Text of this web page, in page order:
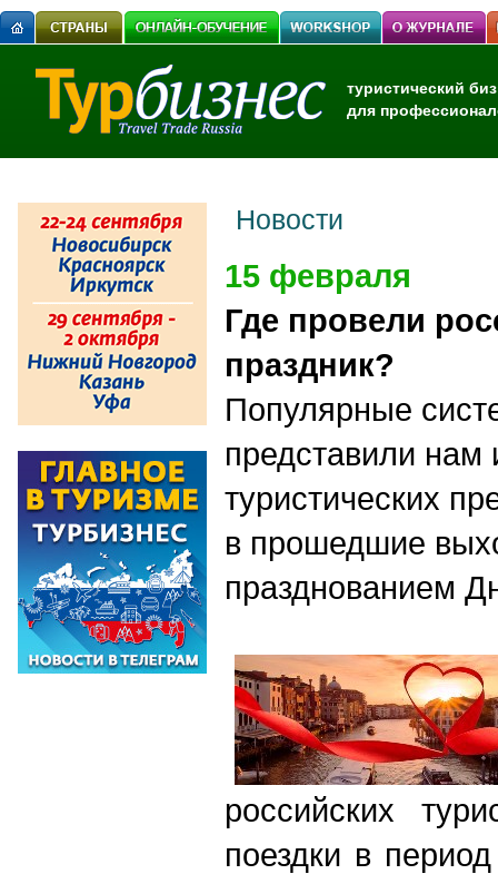
туристический
для
Новости
15 февраля
Где провели
праздник?
Популярные
представили
туристических
в прошедшие
празднованием
российских
поездки в